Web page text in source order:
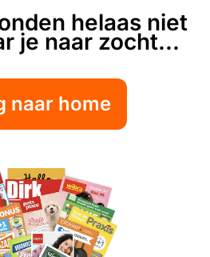
helaas niet
je naar zocht...
naar home